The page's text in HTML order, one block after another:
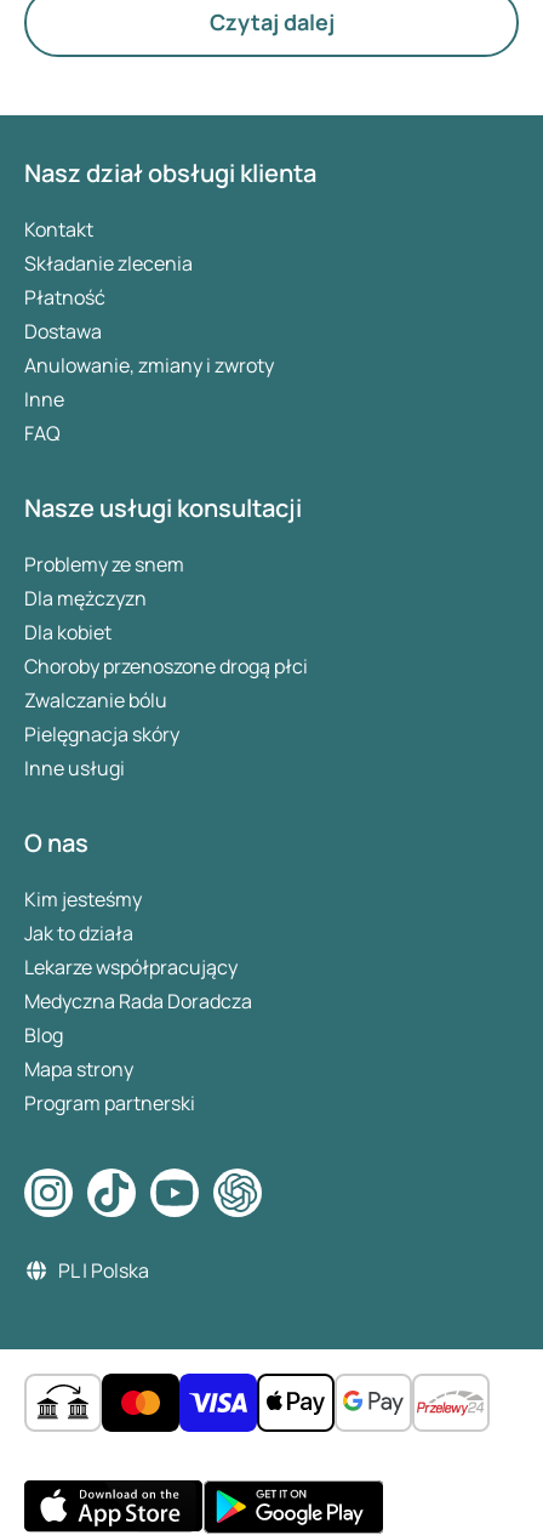
metabolizmu i funkcjonowania jajników.
Czytaj dalej
Nasz dział obsługi klienta
Kontakt
Składanie zlecenia
Płatność
Dostawa
Anulowanie, zmiany i zwroty
Inne
FAQ
Nasze usługi konsultacji
Problemy ze snem
Dla mężczyzn
Dla kobiet
Choroby przenoszone drogą płci
Zwalczanie bólu
Pielęgnacja skóry
Inne usługi
O nas
Kim jesteśmy
Jak to działa
Lekarze współpracujący
Medyczna Rada Doradcza
Blog
Mapa strony
Program partnerski
PL | Polska